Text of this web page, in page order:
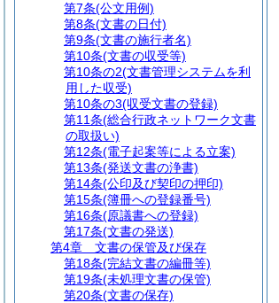
第7条(公文用例)
第8条(文書の日付)
第9条(文書の施行者名)
第10条(文書の収受等)
第10条の2(文書管理システムを利
用した収受)
第10条の3(収受文書の登録)
第11条(総合行政ネットワーク文書
の取扱い)
第12条(電子起案等による立案)
第13条(発送文書の浄書)
第14条(公印及び契印の押印)
第15条(簿冊への登録番号)
第16条(原議書への登録)
第17条(文書の発送)
第4章
文書の保管及び保存
第18条(完結文書の編冊等)
第19条(未処理文書の保管)
第20条(文書の保存)